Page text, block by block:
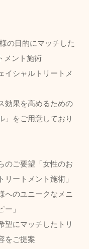
の目的にマッチした
メント施術
イシャルトリートメ
効果を高めるための
」をご用意しており
のご要望「女性のお
リートメント施術」
へのユニークなメニ
ー」
望にマッチしたトリ
をご提案